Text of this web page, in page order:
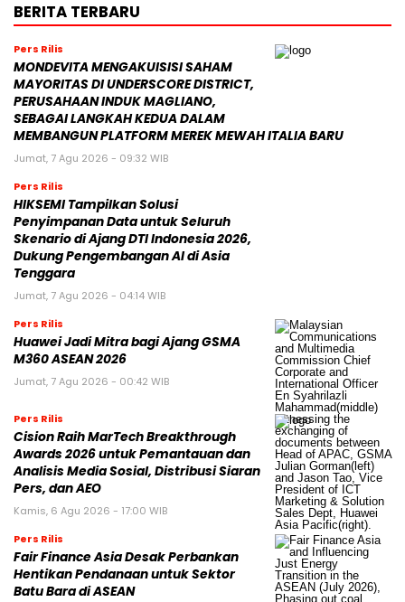
BERITA TERBARU
Pers Rilis
MONDEVITA MENGAKUISISI SAHAM
MAYORITAS DI UNDERSCORE DISTRICT,
PERUSAHAAN INDUK MAGLIANO,
SEBAGAI LANGKAH KEDUA DALAM
MEMBANGUN PLATFORM MEREK MEWAH ITALIA BARU
Jumat, 7 Agu 2026 - 09:32 WIB
Pers Rilis
HIKSEMI Tampilkan Solusi
Penyimpanan Data untuk Seluruh
Skenario di Ajang DTI Indonesia 2026,
Dukung Pengembangan AI di Asia
Tenggara
Jumat, 7 Agu 2026 - 04:14 WIB
Pers Rilis
Huawei Jadi Mitra bagi Ajang GSMA
M360 ASEAN 2026
Jumat, 7 Agu 2026 - 00:42 WIB
Pers Rilis
Cision Raih MarTech Breakthrough
Awards 2026 untuk Pemantauan dan
Analisis Media Sosial, Distribusi Siaran
Pers, dan AEO
Kamis, 6 Agu 2026 - 17:00 WIB
Pers Rilis
Fair Finance Asia Desak Perbankan
Hentikan Pendanaan untuk Sektor
Batu Bara di ASEAN